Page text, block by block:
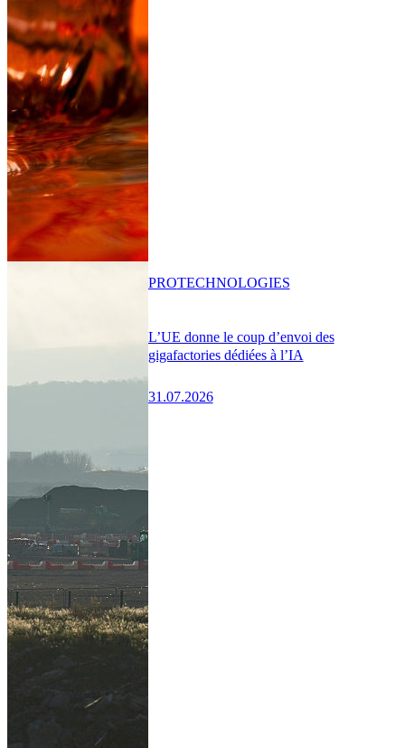
L’UE donne le coup d’envoi des
gigafactories dédiées à l’IA
31.07.2026
PROTECHNOLOGIES